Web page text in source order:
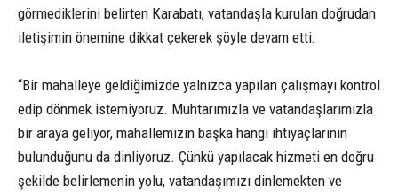
görmediklerini belirten Karabatı, vatandaşla kurulan doğrudan
iletişimin önemine dikkat çekerek şöyle devam etti:
“Bir mahalleye geldiğimizde yalnızca yapılan çalışmayı kontrol
edip dönmek istemiyoruz. Muhtarımızla ve vatandaşlarımızla
bir araya geliyor, mahallemizin başka hangi ihtiyaçlarının
bulunduğunu da dinliyoruz. Çünkü yapılacak hizmeti en doğru
şekilde belirlemenin yolu, vatandaşımızı dinlemekten ve